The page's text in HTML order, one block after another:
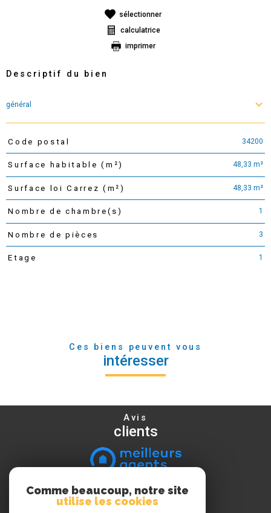
sélectionner
calculatrice
imprimer
Descriptif du bien
général
TRAD_PAMPERO_Caracteristique
Code postal 34200
Surface habitable (m²) 48,33 m²
Surface loi Carrez (m²) 48,33 m²
Nombre de chambre(s) 1
Nombre de pièces 3
Etage 1
Ces biens peuvent vous
intéresser
Avis
clients
Nous
suivre
Comme beaucoup, notre site
utilise les cookies